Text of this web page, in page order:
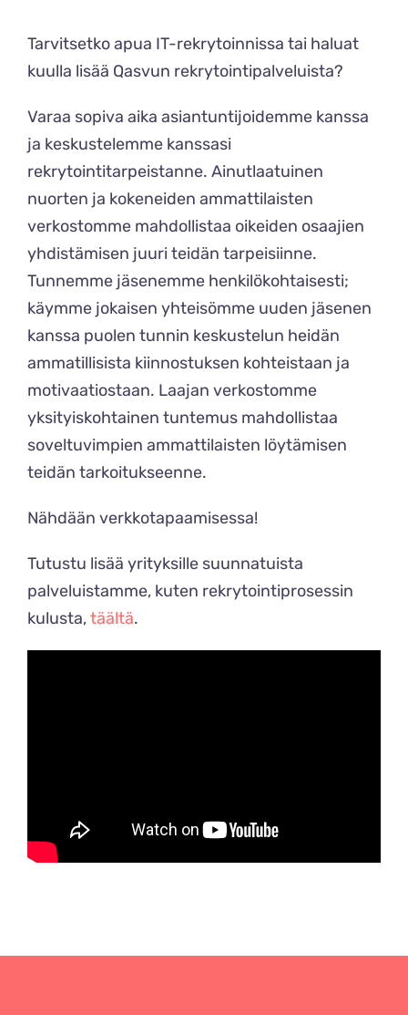
Tarvitsetko apua IT-rekrytoinnissa tai haluat
kuulla lisää Qasvun rekrytointipalveluista?
Varaa sopiva aika asiantuntijoidemme kanssa
ja keskustelemme kanssasi
rekrytointitarpeistanne. Ainutlaatuinen
nuorten ja kokeneiden ammattilaisten
verkostomme mahdollistaa oikeiden osaajien
yhdistämisen juuri teidän tarpeisiinne.
Tunnemme jäsenemme henkilökohtaisesti;
käymme jokaisen yhteisömme uuden jäsenen
kanssa puolen tunnin keskustelun heidän
ammatillisista kiinnostuksen kohteistaan ja
motivaatiostaan. Laajan verkostomme
yksityiskohtainen tuntemus mahdollistaa
soveltuvimpien ammattilaisten löytämisen
teidän tarkoitukseenne.
Nähdään verkkotapaamisessa!
Tutustu lisää yrityksille suunnatuista
palveluistamme, kuten rekrytointiprosessin
kulusta,täältä.